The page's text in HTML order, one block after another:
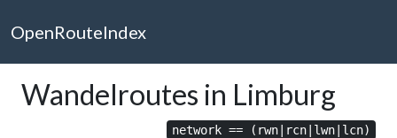
OpenRouteIndex
Wandelroutes in Limburg
network == (rwn|rcn|lwn|lcn)